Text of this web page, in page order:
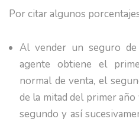
Por citar algunos
Al vender un seguro
agente obtiene el
normal de venta, el
de la mitad del primer
segundo y así